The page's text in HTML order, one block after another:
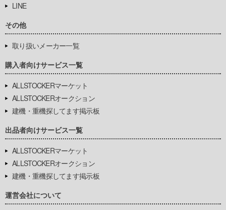
LINE
その他
取り扱いメーカー一覧
購入者向けサービス一覧
ALLSTOCKERマーケット
ALLSTOCKERオークション
建機・重機探してます掲示板
出品者向けサービス一覧
ALLSTOCKERマーケット
ALLSTOCKERオークション
建機・重機探してます掲示板
運営会社について